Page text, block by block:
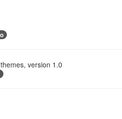
version 1.0